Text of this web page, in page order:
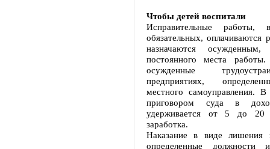
Чтобы детей воспитали
Исправительные
обязательных, оплачиваются
назначаются
постоянного места
осужденные
предприятиях,
местного самоуправления. В
приговором суда в
удерживается от 5 до 20
заработка.
Наказание в виде лишения
определенные должности